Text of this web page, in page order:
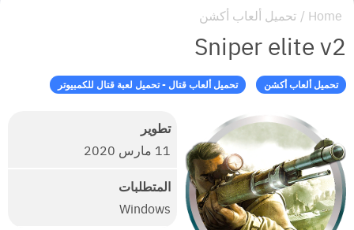
Home
/ تحميل ألعاب أكشن
Sniper elite v2
تحميل ألعاب أكشن تحميل ألعاب قتال - تحميل لعبة قتال للكمبيوتر
تطوير
11 مارس 2020
المتطلبات
Windows